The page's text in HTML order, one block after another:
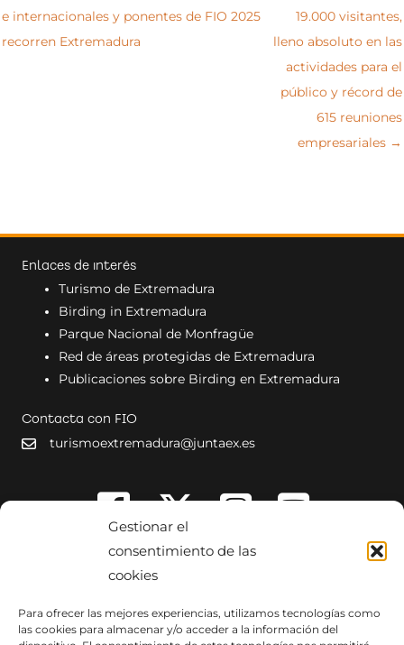
Gestionar el
consentimiento de las
cookies
Para ofrecer las mejores experiencias, utilizamos tecnologías como
las cookies para almacenar y/o acceder a la información del
e internacionales y ponentes de FIO 2025
recorren Extremadura
19.000 visitantes,
lleno absoluto en las
actividades para el
público y récord de
615 reuniones
empresariales →
Enlaces de interés
Turismo de Extremadura
Birding in Extremadura
Parque Nacional de Monfragüe
Red de áreas protegidas de Extremadura
Publicaciones sobre Birding en Extremadura
Contacta con FIO
turismoextremadura@juntaex.es